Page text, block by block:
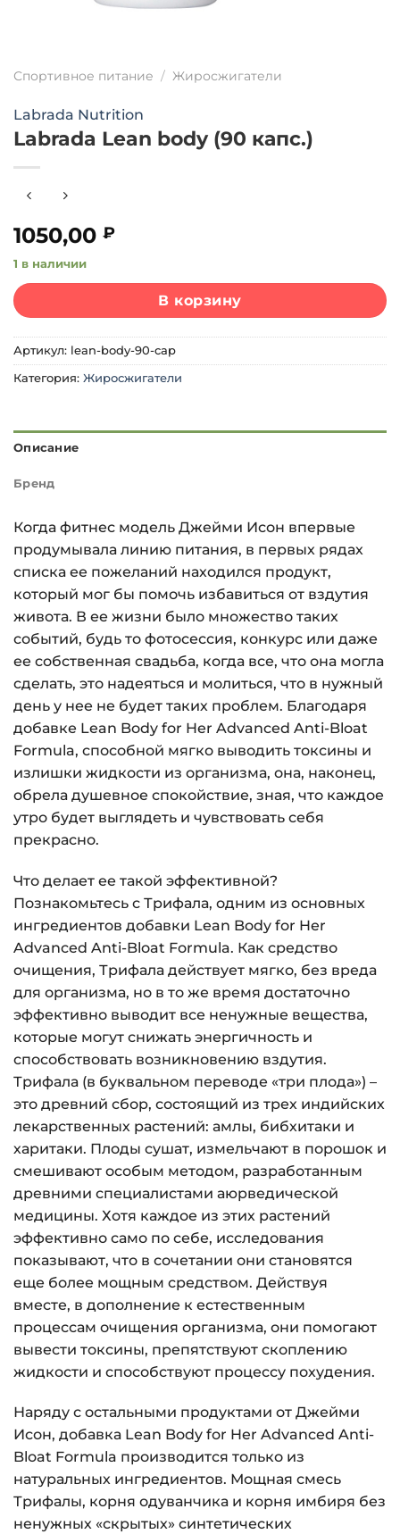
Спортивное питание / Жиросжигатели
Labrada Nutrition
Labrada Lean body (90 капс.)
1050,00 ₽
1 в наличии
В корзину
Артикул: lean-body-90-cap
Категория: Жиросжигатели
Описание
Бренд
Когда фитнес модель Джейми Исон впервые
продумывала линию питания, в первых рядах
списка ее пожеланий находился продукт,
который мог бы помочь избавиться от вздутия
живота. В ее жизни было множество таких
событий, будь то фотосессия, конкурс или даже
ее собственная свадьба, когда все, что она могла
сделать, это надеяться и молиться, что в нужный
день у нее не будет таких проблем. Благодаря
добавке Lean Body for Her Advanced Anti-Bloat
Formula, способной мягко выводить токсины и
излишки жидкости из организма, она, наконец,
обрела душевное спокойствие, зная, что каждое
утро будет выглядеть и чувствовать себя
прекрасно.
Что делает ее такой эффективной?
Познакомьтесь с Трифала, одним из основных
ингредиентов добавки Lean Body for Her
Advanced Anti-Bloat Formula. Как средство
очищения, Трифала действует мягко, без вреда
для организма, но в то же время достаточно
эффективно выводит все ненужные вещества,
которые могут снижать энергичность и
способствовать возникновению вздутия.
Трифала (в буквальном переводе «три плода») –
это древний сбор, состоящий из трех индийских
лекарственных растений: амлы, бибхитаки и
харитаки. Плоды сушат, измельчают в порошок и
смешивают особым методом, разработанным
древними специалистами аюрведической
медицины. Хотя каждое из этих растений
эффективно само по себе, исследования
показывают, что в сочетании они становятся
еще более мощным средством. Действуя
вместе, в дополнение к естественным
процессам очищения организма, они помогают
вывести токсины, препятствуют скоплению
жидкости и способствуют процессу похудения.
Наряду с остальными продуктами от Джейми
Исон, добавка Lean Body for Her Advanced Anti-
Bloat Formula производится только из
натуральных ингредиентов. Мощная смесь
Трифалы, корня одуванчика и корня имбиря без
ненужных «скрытых» синтетических